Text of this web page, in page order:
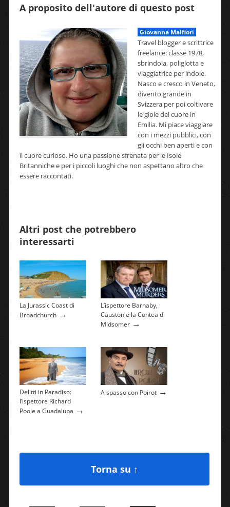
A proposito dell'autore di questo post
Giovanna Malfiori
Travel blogger e scrittrice
freelance: classe 1978,
sbrindola, poliglotta e
viaggiatrice per indole.
Nasco e cresco in Veneto,
divento grande in
Svizzera per poi coltivare
le gioie del cuore in
Emilia. Mi piace viaggiare
con i mezzi pubblici, con
gli occhi ben aperti e con
il cuore curioso. Ho una passione sfrenata per le Isole
Britanniche e per i piccoli luoghi che non aspettano altro che
essere raccontati.
Altri post che potrebbero
interessarti
La Jurassic Coast di
Broadchurch→
L’ispettore Barnaby,
Causton e la Contea di
Midsomer→
Delitti in Paradiso:
l’ispettore Richard
Poole a Guadalupa →
A spasso con Poirot→
Torna su ↑